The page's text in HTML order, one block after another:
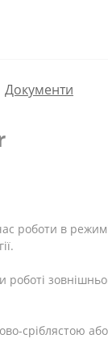
Документи
роботи в
сріблястою